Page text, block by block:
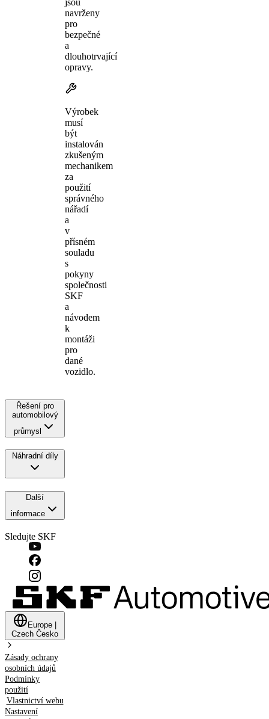
navrženy
pro
bezpečné
a
dlouhotrvající
opravy.
Výrobek
musí
být
instalován
zkušeným
mechanikem
za
použití
správného
nářadí
a
v
přísném
souladu
s
pokyny
společnosti
SKF
a
návodem
k
montáži
pro
dané
vozidlo.
Řešení pro
automobilový
průmysl
Náhradní díly
Další
informace
Sledujte SKF
Europe
Czech Česko
Zásady ochrany
osobních údajů
Podmínky
použití
Vlastnictví webu
Nastavení